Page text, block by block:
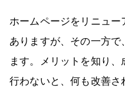
ホームページをリニュ
ありますが、その一方
ます。メリットを知り
行わないと、何も改善さ